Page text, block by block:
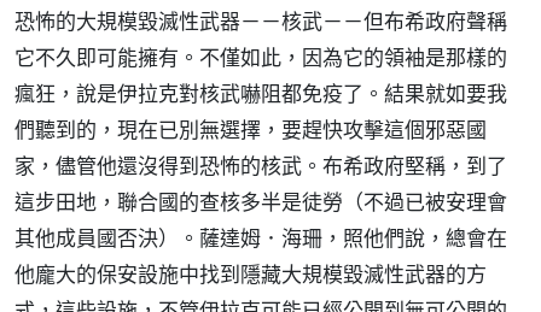
恐怖的大規模毀滅性武器－－核武－－但布希政府聲稱
它不久即可能擁有。不僅如此，因為它的領袖是那樣的
瘋狂，說是伊拉克對核武嚇阻都免疫了。結果就如要我
們聽到的，現在已別無選擇，要趕快攻擊這個邪惡國
家，儘管他還沒得到恐怖的核武。布希政府堅稱，到了
這步田地，聯合國的查核多半是徒勞（不過已被安理會
其他成員國否決）。薩達姆．海珊，照他們說，總會在
他龐大的保安設施中找到隱藏大規模毀滅性武器的方